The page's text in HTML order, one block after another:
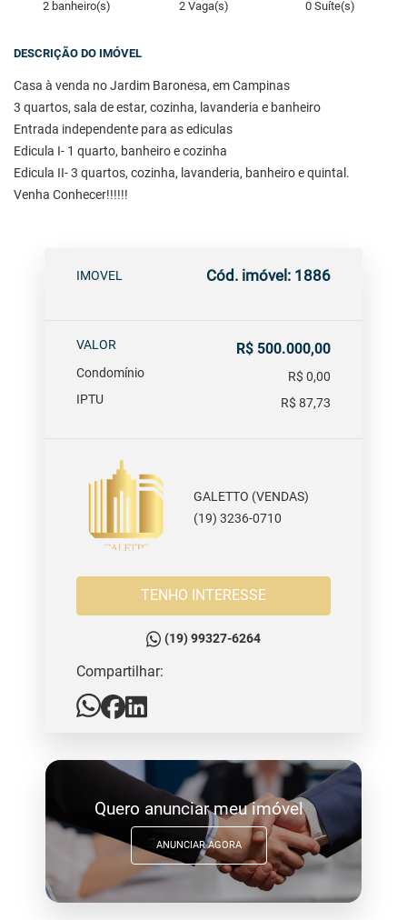
2 banheiro(s) 2 Vaga(s) 0 Suíte(s)
DESCRIÇÃO DO IMÓVEL
Casa à venda no Jardim Baronesa, em Campinas
3 quartos, sala de estar, cozinha, lavanderia e banheiro
Entrada independente para as ediculas
Edicula I- 1 quarto, banheiro e cozinha
Edicula II- 3 quartos, cozinha, lavanderia, banheiro e quintal.
Venha Conhecer!!!!!!
IMOVEL Cód. imóvel: 1886
VALOR R$ 500.000,00
Condomínio
R$ 0,00
IPTU
R$ 87,73
GALETTO (VENDAS)
(19) 3236-0710
TENHO INTERESSE
(19) 99327-6264
Compartilhar:
Quero anunciar meu imóvel
ANUNCIAR AGORA